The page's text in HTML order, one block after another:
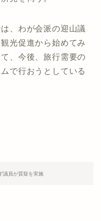
、わが会派の迎山議
光促進から始めてみ
、今後、旅行需要の
で行おうとしている
員が質疑を実施